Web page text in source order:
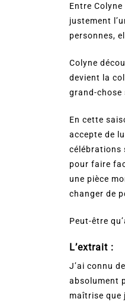
Entre
justement
personnes,
Colyne
devient la
grand-chose
En cette
accepte de
célébrations
pour faire
une pièce
changer de
Peut-être
L’extrait :
J’ai connu
absolument
maîtrise que